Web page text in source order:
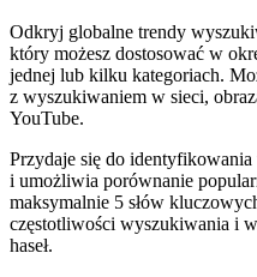
Odkryj globalne trendy
który możesz dostosować w
jednej lub kilku kategoriach.
z wyszukiwaniem w sieci,
YouTube.
Przydaje się do
i umożliwia porównanie
maksymalnie 5 słów
częstotliwości wyszukiwania i
haseł.